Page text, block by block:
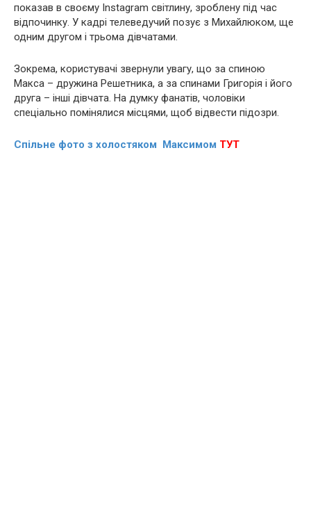
показав в своєму Instagram світлину, зроблену під час
відпочинку. У кадрі телеведучий позує з Михайлюком, ще
одним другом і трьома дівчатами.
Зокрема, користувачі звернули увагу, що за спиною
Макса – дружина Решетника, а за спинами Григорія і його
друга – інші дівчата. На думку фанатів, чоловіки
спеціально помінялися місцями, щоб відвести підозри.
Спільне фото з холостяком Максимом ТУТ